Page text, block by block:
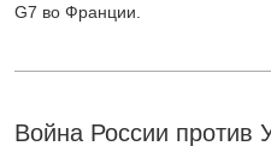
G7 во Франции.
Война России против